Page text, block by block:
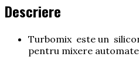
Descriere
Turbomix este un
pentru mixere